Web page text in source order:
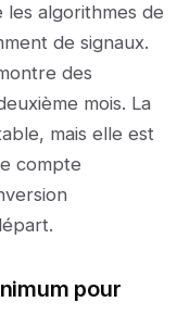
les algorithmes de
de signaux.
des
mois. La
mais elle est
compte
pour